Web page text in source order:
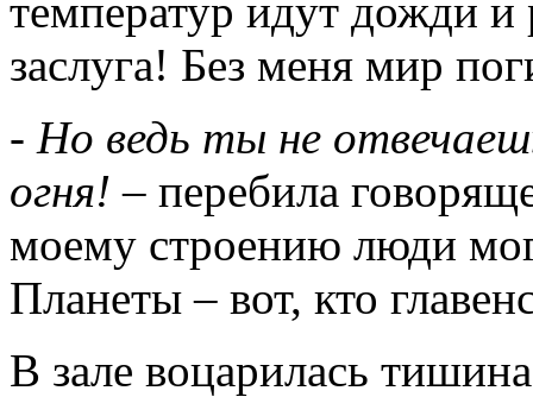
температур идут дожди и
заслуга! Без меня мир
- Но ведь ты не
огня!– перебила
моему строению люди
Планеты – вот, кто
В зале воцарилась